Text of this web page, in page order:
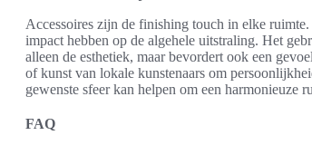
Accessoires zijn de finishing touch in elke
impact hebben op de algehele uitstraling. Het
alleen de esthetiek, maar bevordert ook een
of kunst van lokale kunstenaars om
gewenste sfeer kan helpen om een harmonieuze
FAQ